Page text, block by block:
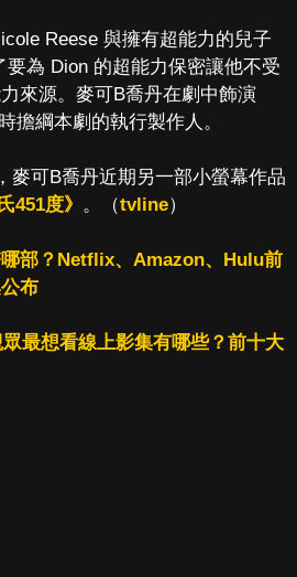
Reese 與擁有超能力的兒子
要為 Dion 的超能力保密讓他不受
來源。麥可B喬丹在劇中飾演
擔綱本劇的執行製作人。
麥可B喬丹近期另一部小螢幕作品
451度》 。（tvline）
部？Netflix、Amazon、Hulu前
布
最想看線上影集有哪些？前十大